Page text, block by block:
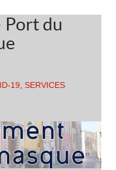
Port du
19, SERVICES